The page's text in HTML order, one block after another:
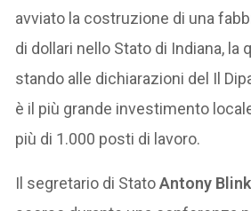
avviato la costruzione di una
di dollari nello Stato di Indiana, la
stando alle dichiarazioni del Il
è il più grande investimento
più di 1.000 posti di lavoro.
Il segretario di StatoAntony